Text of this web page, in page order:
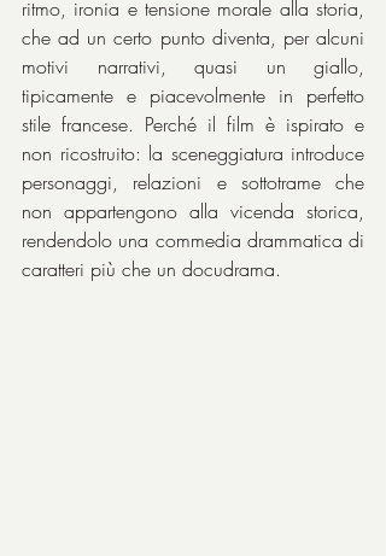
ritmo, ironia e tensione morale alla storia,
che ad un certo punto diventa, per alcuni
motivi narrativi, quasi un giallo,
tipicamente e piacevolmente in perfetto
stile francese. Perché il film è ispirato e
non ricostruito: la sceneggiatura introduce
personaggi, relazioni e sottotrame che
non appartengono alla vicenda storica,
rendendolo una commedia drammatica di
caratteri più che un docudrama.